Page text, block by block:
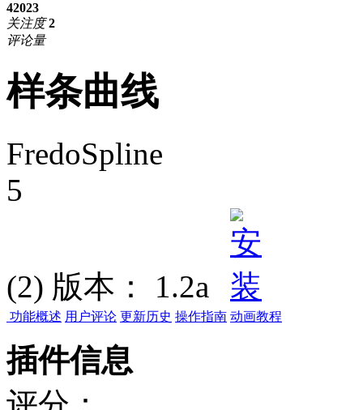
42023
关注度 2
评论量
样条曲线
FredoSpline
5
(2) 版本： 1.2a
功能概述 用户评论 更新历史 操作指南 动画教程
插件信息